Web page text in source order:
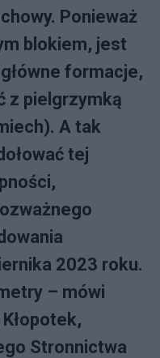
Ponieważ
blokiem, jest
formacje,
z pielgrzymką
A tak
tej
2023 roku.
– mówi
Stronnictwa